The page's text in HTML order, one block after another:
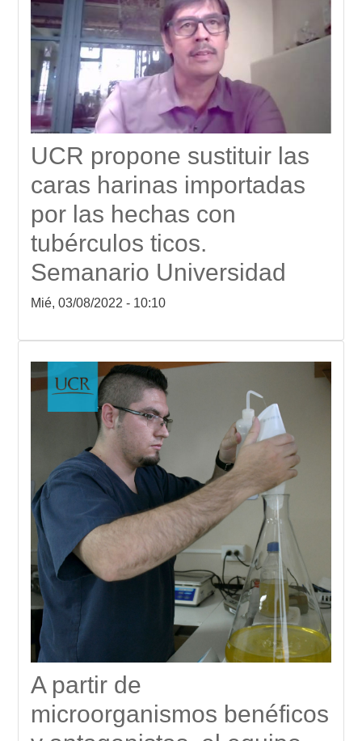
UCR propone sustituir las
caras harinas importadas
por las hechas con
tubérculos ticos.
Semanario Universidad
Mié, 03/08/2022 - 10:10
A partir de
microorganismos benéficos